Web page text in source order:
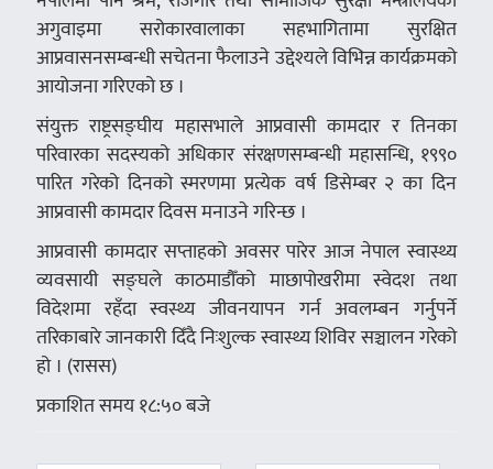
अगुवाइमा सरोकारवालाका सहभागितामा सुरक्षित
आप्रवासनसम्बन्धी सचेतना फैलाउने उद्देश्यले विभिन्न कार्यक्रमको
आयोजना गरिएको छ ।
संयुक्त राष्ट्रसङ्घीय महासभाले आप्रवासी कामदार र तिनका
परिवारका सदस्यको अधिकार संरक्षणसम्बन्धी महासन्धि, १९९०
पारित गरेको दिनको स्मरणमा प्रत्येक वर्ष डिसेम्बर २ का दिन
आप्रवासी कामदार दिवस मनाउने गरिन्छ ।
आप्रवासी कामदार सप्ताहको अवसर पारेर आज नेपाल स्वास्थ्य
व्यवसायी सङ्घले काठमाडौँको माछापोखरीमा स्वेदश तथा
विदेशमा रहँदा स्वस्थ्य जीवनयापन गर्न अवलम्बन गर्नुपर्ने
तरिकाबारे जानकारी दिँदै निःशुल्क स्वास्थ्य शिविर सञ्चालन गरेको
हो । (रासस)
प्रकाशित समय १८:५० बजे